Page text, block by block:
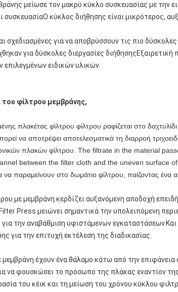
μείωσε τον μακρύ κύκλο συσκευασίας με την
συσκευασίαΟ κύκλος διήθησης είναι μικρότερος,
σχεδιασμένες για να αποβρύσσουν τις πιο
για δύσκολες διεργασίες
ειδικών υλικών.
του φίλτρου μεμβράνης,
πλακέτας φίλτρου φίλτρου ραφίζεται στο
να αποτρέψει αποτελεσματικά τη διαρροή
πλακών φίλτρου. The filtrate in the material
between the filter cloth and the uneven surface of
να παραμείνουν στο δωμάτιο φίλτρου, παίζοντας ένα
με μεμβράνη κερδίζει αυξανόμενη αποδοχή
Press μειώνει σημαντικά την υπολειπόμενη
για την αναβάθμιση υφιστάμενων
για την επιτυχή εκτέλεση της διαδικασίας.
μεμβράνη έχουν ένα θάλαμο κάτω από την
να φουσκώσει το πρόσωπο της πλάκας εναντίον
του κέικ και τη μείωση του χρόνου κύκλου